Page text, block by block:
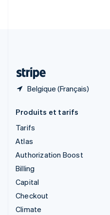
Belgique (Français)
Produits et tarifs
Tarifs
Atlas
Authorization Boost
Billing
Capital
Checkout
Climate